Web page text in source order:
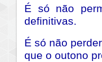
É só não
definitivas.
É só não
que o outono